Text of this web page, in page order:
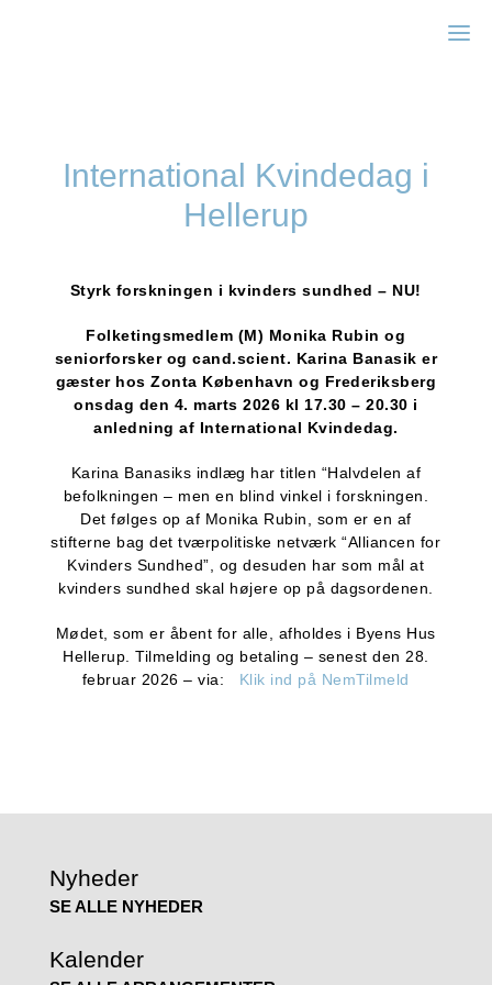
International Kvindedag i
Hellerup
Styrk forskningen i kvinders sundhed – NU!
Folketingsmedlem (M) Monika Rubin og
seniorforsker og cand.scient. Karina Banasik er
gæster hos Zonta København og Frederiksberg
onsdag den 4. marts 2026 kl 17.30 – 20.30 i
anledning af International Kvindedag.
Karina Banasiks indlæg har titlen “Halvdelen af
befolkningen – men en blind vinkel i forskningen.
Det følges op af Monika Rubin, som er en af
stifterne bag det tværpolitiske netværk “Alliancen for
Kvinders Sundhed”, og desuden har som mål at
kvinders sundhed skal højere op på dagsordenen.
Mødet, som er åbent for alle, afholdes i Byens Hus
Hellerup. Tilmelding og betaling – senest den 28.
februar 2026 – via: Klik ind på NemTilmeld
Nyheder
SE ALLE NYHEDER
Kalender